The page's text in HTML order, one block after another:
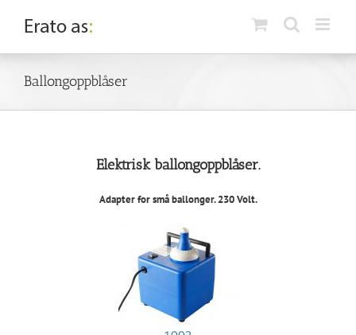
content
Ballongoppblåser
Elektrisk ballongoppblåser.
Adapter for små ballonger. 230 Volt.